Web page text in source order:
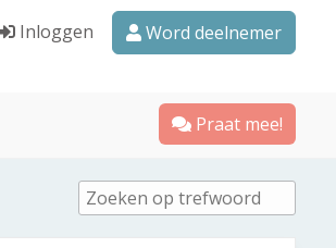
Inloggen Word deelnemer
Praat mee!